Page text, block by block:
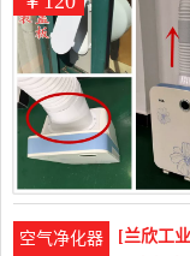
空气净化器
[兰欣工